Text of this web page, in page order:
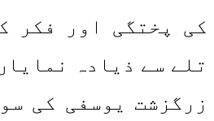
کی پختگی اور فکر
تلے سے ذیادہ
زرگزشت یوسفی کی